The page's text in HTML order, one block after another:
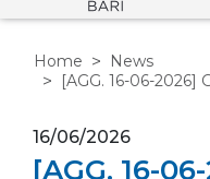
Home
News
[AGG. 16-06-2026]
16/06/2026
[AGG. 16-